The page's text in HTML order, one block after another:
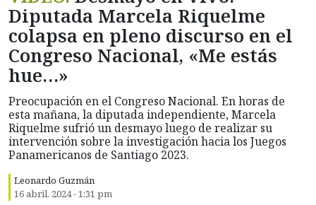
Diputada Marcela Riquelme
colapsa en pleno discurso en el
Congreso Nacional, «Me estás
hue…»
Preocupación en el Congreso Nacional. En horas de
esta mañana, la diputada independiente, Marcela
Riquelme sufrió un desmayo luego de realizar su
intervención sobre la investigación hacia los Juegos
Panamericanos de Santiago 2023.
Leonardo Guzmán
16 abril, 2024 - 1:31 pm